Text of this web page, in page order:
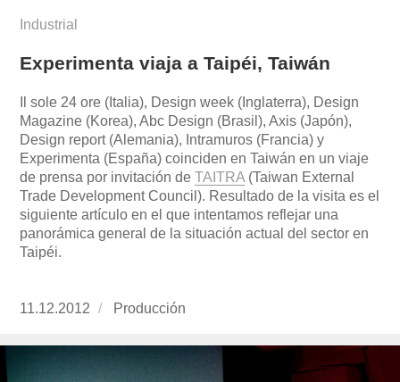
Industrial
Experimenta viaja a Taipéi, Taiwán
Il sole 24 ore (Italia), Design week (Inglaterra), Design
Magazine (Korea), Abc Design (Brasil), Axis (Japón),
Design report (Alemania), Intramuros (Francia) y
Experimenta (España) coinciden en Taiwán en un viaje
de prensa por invitación deTAITRA (Taiwan External
Trade Development Council). Resultado de la visita es el
siguiente artículo en el que intentamos reflejar una
panorámica general de la situación actual del sector en
Taipéi.
Publicado
11.12.2012 https://www.experimenta.es/author/
Producción